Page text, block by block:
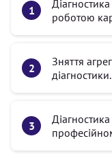
Діагностика
роботою
Зняття
діагностики.